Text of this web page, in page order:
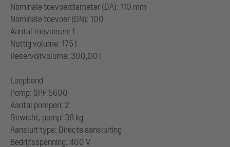
Nominale toevoerdiameter (DA): 110 mm
Nominale toevoer (DN): 100
Aantal toevoeren: 1
Nuttig volume: 175 l
Reservoirvolume: 300,00 l
Loopband
Pomp: SPF 5600
Aantal pompen: 2
Gewicht, pomp: 38 kg
Aansluit type: Directe aansluiting
Bedrijfsspanning: 400 V